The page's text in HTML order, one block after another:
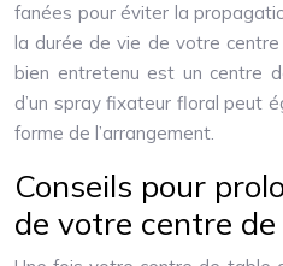
fanées pour éviter la
la durée de vie de votre
bien entretenu est un centre
d’un spray fixateur floral peut
forme de l’arrangement.
Conseils pour
de votre centre